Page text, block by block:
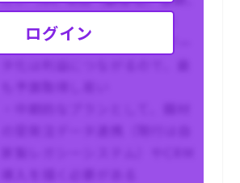
商品等）のDB化、検索基盤）
・社内要望も強く、顧客のデー
ログイン